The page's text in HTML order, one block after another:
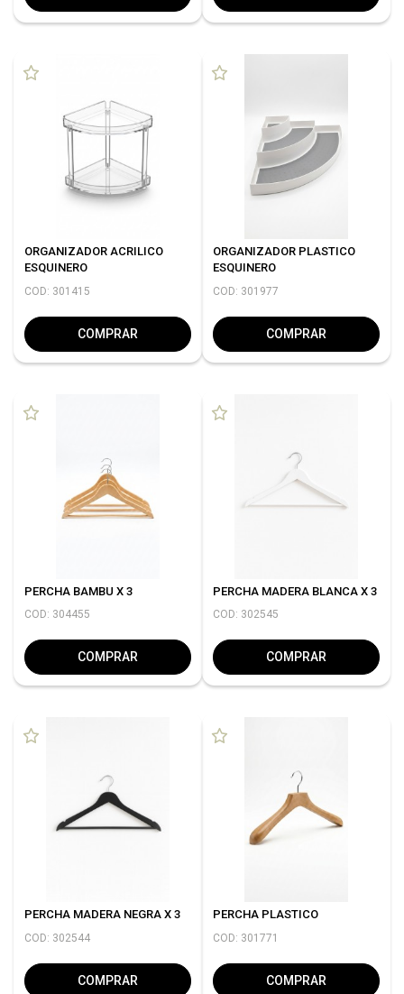
ORGANIZADOR ACRILICO
ESQUINERO
COD: 301415
COMPRAR
ORGANIZADOR PLASTICO
ESQUINERO
COD: 301977
COMPRAR
PERCHA BAMBU X 3
COD: 304455
COMPRAR
PERCHA MADERA BLANCA X 3
COD: 302545
COMPRAR
PERCHA MADERA NEGRA X 3
COD: 302544
COMPRAR
PERCHA PLASTICO
COD: 301771
COMPRAR